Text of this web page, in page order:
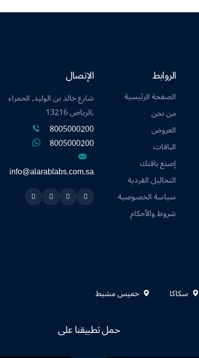
الروابط
الصفحة الرئيسية
من نحن
العروض
الباقات
إصنع باقتك
التحاليل الفردية
سياسة الخصوصية
شروط والأحكام
الإتصال
شارع خالد بن الوليد, الحمراء
,الرياض 13216
8005000200
8005000200
info@alarablabs.com.sa
Snapchat
Twitter
Linkedin
Instagram
سكاكا خميس مشيط
حمل تطبيقنا على